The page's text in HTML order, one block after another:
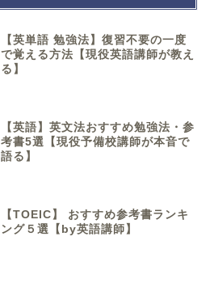
【英単語 勉強法】復習不要の一度
で覚える方法【現役英語講師が教え
る】
【英語】英文法おすすめ勉強法・参
考書5選【現役予備校講師が本音で
語る】
【TOEIC】 おすすめ参考書ランキ
ング５選【by英語講師】